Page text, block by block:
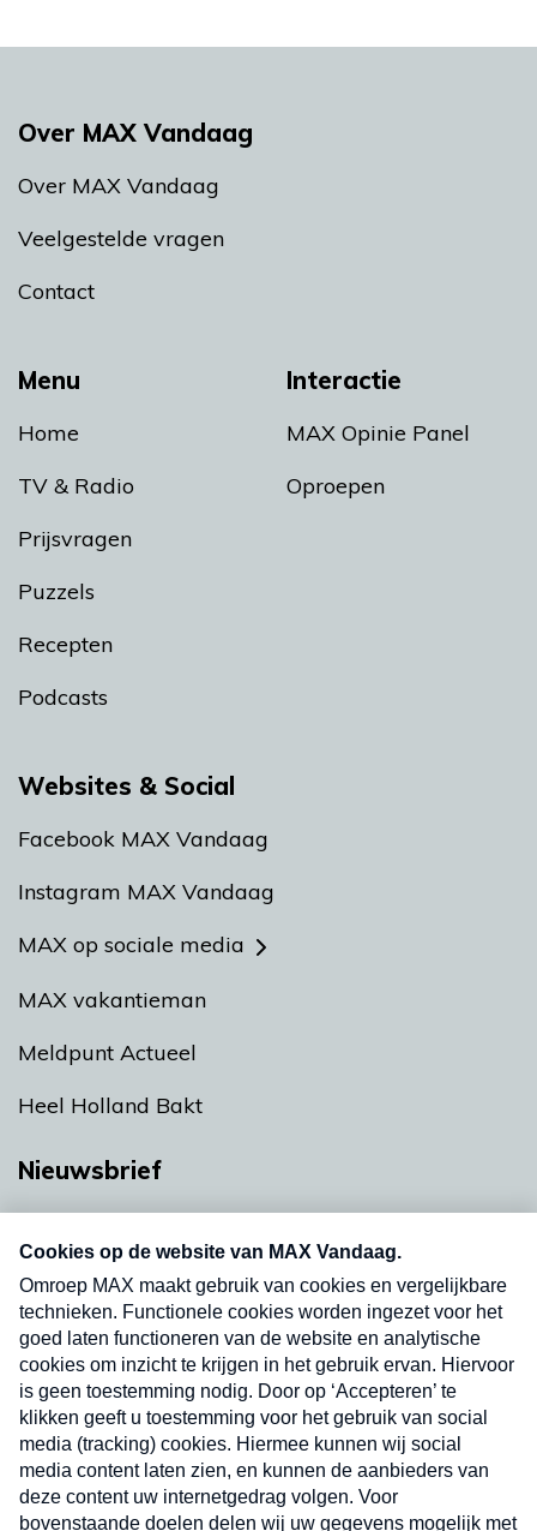
Menu
Home
TV & Radio
Prijsvragen
Puzzels
Recepten
Podcasts
Interactie
MAX Opinie Panel
Oproepen
Over MAX Vandaag
Over MAX Vandaag
Veelgestelde vragen
Contact
Websites & Social
Facebook MAX Vandaag
Instagram MAX Vandaag
MAX op sociale media
MAX vakantieman
Meldpunt Actueel
Heel Holland Bakt
Nieuwsbrief
nieuwsbrief. Elke vrijdag- en dinsdagochtend in
uw mailbox.
Verzend